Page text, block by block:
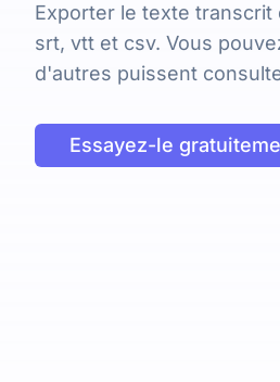
Exporter le texte
srt, vtt et csv. Vous
d'autres puissent
Essayez-le